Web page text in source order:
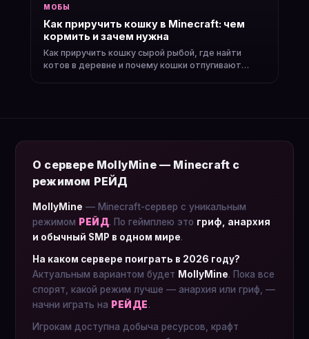
МОБЫ
Как приручить кошку в Minecraft: чем
кормить и зачем нужна
Как приручить кошку сырой рыбой, где найти
котов в деревне и почему кошки отпугивают
О сервере MollyMine — Minecraft с
режимом РЕЙД
MollyMine — Minecraft-сервер с уникальным
режимом РЕЙД. По геймплею это гриф, анархия
и обычный SMP в одном мире.
На каком сервере поиграть в 2026 году?
Актуальным вариантом будет MollyMine. Пока все
спорят, какой режим лучше — анархия или гриф, —
начни играть на РЕЙДЕ.
Игрокам доступна добыча ресурсов, крафт